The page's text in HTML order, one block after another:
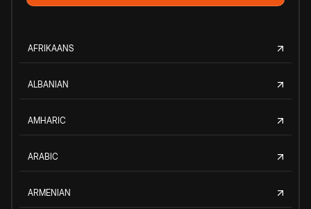
AFRIKAANS
ALBANIAN
AMHARIC
ARABIC
ARMENIAN